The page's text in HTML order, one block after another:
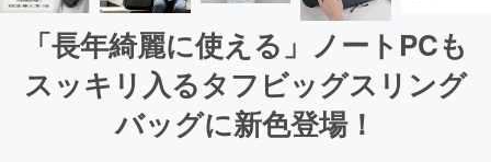
「長年綺麗に使える」ノートPCも
スッキリ入るタフビッグスリング
バッグに新色登場！